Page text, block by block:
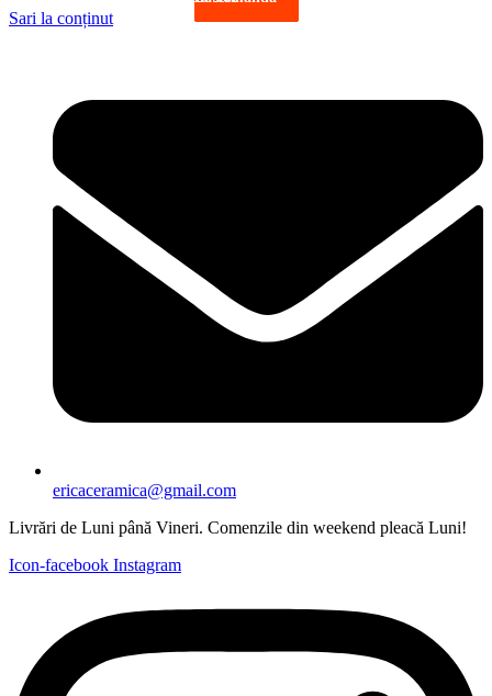
Sari la conținut
ericaceramica@gmail.com
Livrări de Luni până Vineri. Comenzile din weekend pleacă Luni!
Icon-facebook Instagram